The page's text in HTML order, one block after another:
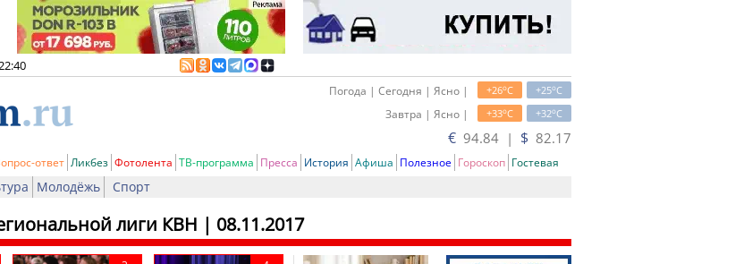
+25oC
+26oC
Погода | Сегодня | Ясно |
+32oC
+33oC
Завтра | Ясно |
€ 94.84 | $ 82.17
ответ Ликбез Фотолента ТВ-программа Пресса История Афиша Полезное Гороскоп Гостевая
Молодёжь Спорт
лиги КВН | 08.11.2017